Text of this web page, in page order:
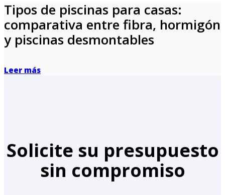
Tipos de piscinas para casas:
comparativa entre fibra, hormigón
y piscinas desmontables
Leer más
Solicite su presupuesto
sin compromiso